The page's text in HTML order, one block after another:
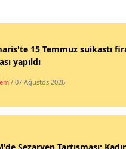
15 Temmuz suikastı
yapıldı
/ 07 Ağustos 2026